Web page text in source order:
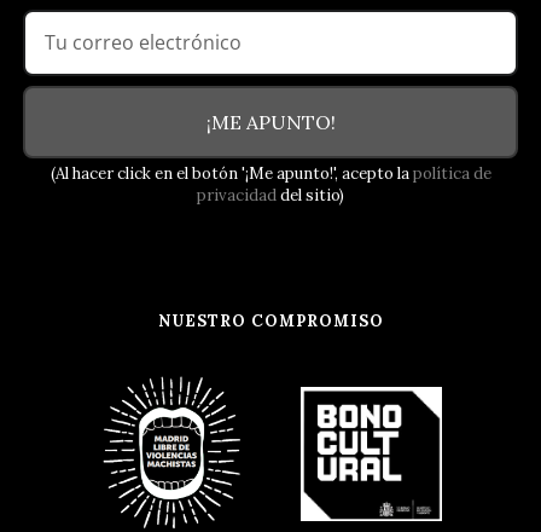
¡ME APUNTO!
(Al hacer click en el botón '¡Me apunto!', acepto lapolítica de
privacidaddel sitio)
NUESTRO COMPROMISO